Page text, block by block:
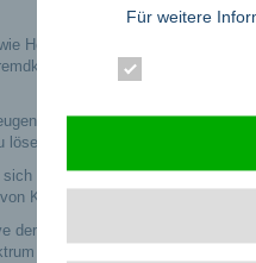
Honig oder Säfte empfohlen.
auf die Schleimhäute zu
verbaut. Eltern sollten beim
selbst von Erwachsenen nur
Kindern unter 14 Jahren gehören.
der R+V Versicherung in
ist breit: Sicherheit im Haus,
Für weitere